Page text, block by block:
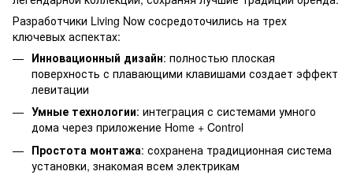
Разработчики Living Now сосредоточились на трех
ключевых аспектах:
Инновационный дизайн: полностью плоская
поверхность с плавающими клавишами создает эффект
левитации
Умные технологии: интеграция с системами умного
дома через приложение Home + Control
Простота монтажа: сохранена традиционная система
установки, знакомая всем электрикам